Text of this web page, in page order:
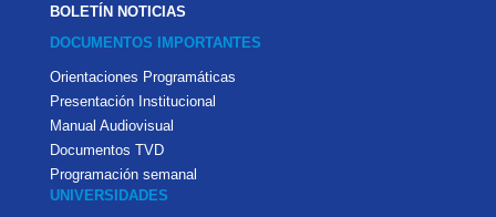
BOLETÍN NOTICIAS
DOCUMENTOS IMPORTANTES
Orientaciones Programáticas
Presentación Institucional
Manual Audiovisual
Documentos TVD
Programación semanal
UNIVERSIDADES